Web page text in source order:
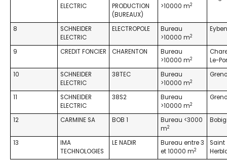
ELECTRIC
PRODUCTION
(BUREAUX)
>10000 m2
8
SCHNEIDER
ELECTRIC
ELECTROPOLE
Bureau
>10000 m2
9 CREDIT FONCIER CHARENTON
Bureau
>10000 m2
Le-
10
SCHNEIDER
ELECTRIC
38TEC
Bureau
>10000 m2
SCHNEIDER
ELECTRIC
38S2
Bureau
>10000 m2
12 CARMINE SA BOB 1
Bureau <3000
m2
13
IMA
TECHNOLOGIES
LE NADIR
Bureau entre 3
et 10000 m2
Saint